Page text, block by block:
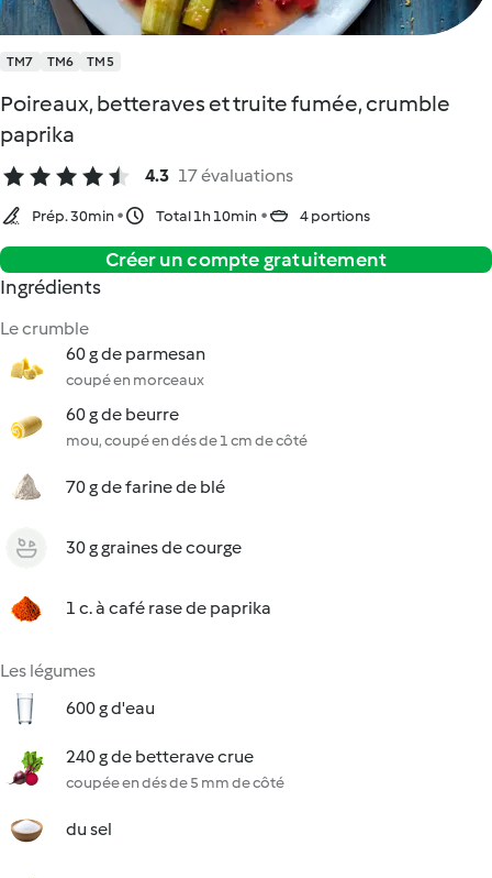
TM7 TM6 TM5
Poireaux, betteraves et truite fumée, crumble
paprika
4.3 17 évaluations
Prép. 30min Total 1h 10min 4 portions
Créer un compte gratuitement
Ingrédients
Le crumble
60 g de parmesan
coupé en morceaux
60 g de beurre
mou, coupé en dés de 1 cm de côté
70 g de farine de blé
30 g graines de courge
1 c. à café rase de paprika
Les légumes
600 g d'eau
240 g de betterave crue
coupée en dés de 5 mm de côté
du sel